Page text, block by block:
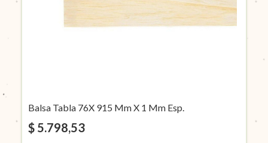
Balsa Tabla 76X 915 Mm X 1 Mm Esp.
$ 5.798,53